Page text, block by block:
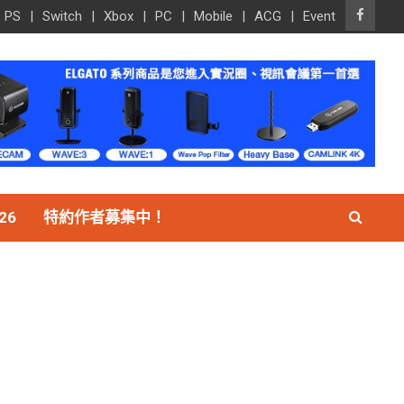
PS Switch Xbox PC Mobile ACG Event
特約作者募集中！